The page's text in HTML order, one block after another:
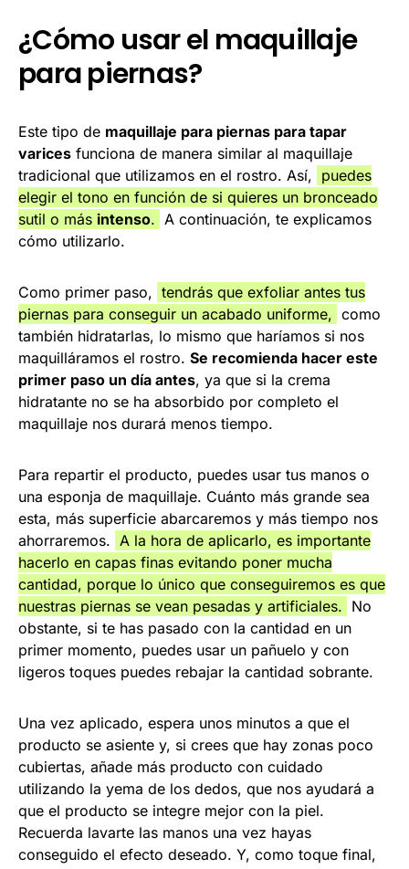
¿Cómo usar el maquillaje
para piernas?
Este tipo de maquillaje para piernas para tapar
varices funciona de manera similar al maquillaje
tradicional que utilizamos en el rostro. Así, puedes
elegir el tono en función de si quieres un bronceado
sutil o más intenso. A continuación, te explicamos
cómo utilizarlo.
Como primer paso, tendrás que exfoliar antes tus
piernas para conseguir un acabado uniforme, como
también hidratarlas, lo mismo que haríamos si nos
maquilláramos el rostro. Se recomienda hacer este
primer paso un día antes, ya que si la crema
hidratante no se ha absorbido por completo el
maquillaje nos durará menos tiempo.
Para repartir el producto, puedes usar tus manos o
una esponja de maquillaje. Cuánto más grande sea
esta, más superficie abarcaremos y más tiempo nos
ahorraremos. A la hora de aplicarlo, es importante
hacerlo en capas finas evitando poner mucha
cantidad, porque lo único que conseguiremos es que
nuestras piernas se vean pesadas y artificiales. No
obstante, si te has pasado con la cantidad en un
primer momento, puedes usar un pañuelo y con
ligeros toques puedes rebajar la cantidad sobrante.
Una vez aplicado, espera unos minutos a que el
producto se asiente y, si crees que hay zonas poco
cubiertas, añade más producto con cuidado
utilizando la yema de los dedos, que nos ayudará a
que el producto se integre mejor con la piel.
Recuerda lavarte las manos una vez hayas
conseguido el efecto deseado. Y, como toque final,